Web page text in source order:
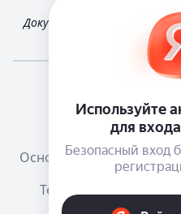
Документ получен из
Федеральной
Телеграм
Основания
Тема: